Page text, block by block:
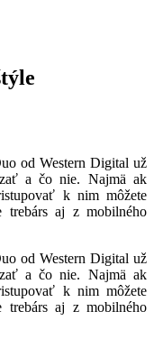
od Western Digital už
a čo nie. Najmä ak
k nim môžete
trebárs aj z mobilného
od Western Digital už
a čo nie. Najmä ak
k nim môžete
trebárs aj z mobilného